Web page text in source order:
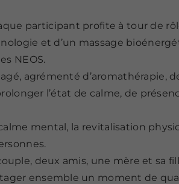
participant profite à tour de
et d’un massage
NEOS.
agrémenté d’aromathérapie,
l’état de calme, de
mental, la revitalisation
deux amis, une mère et sa
ensemble un moment de